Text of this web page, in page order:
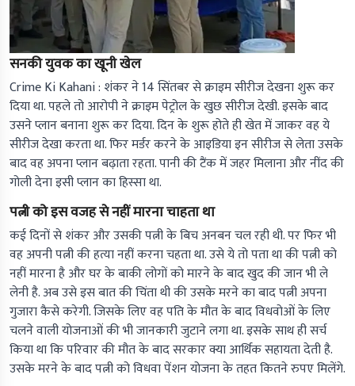
सनकी युवक का खूनी खेल
Crime Ki Kahani : शंकर ने 14 सिंतबरसे क्राइम सीरीज देखना शुरू कर
दिया था. पहले तो आरोपी ने क्राइम पेट्रोल के खुछ सीरीज देखी. इसके बाद
उसने प्लान बनाना शुरू कर दिया. दिन के शुरू होते ही खेत में जाकर वह ये
सीरीज देखा करता था. फिर मर्डर करने के आइडिया इन सीरीज से लेता उसके
बाद वह अपना प्लान बढ़ाता रहता. पानी की टैंक में जहर मिलाना और नींद की
गोली देना इसी प्लान का हिस्सा था.
पत्नी को इस वजह से नहीं मारना चाहता था
कई दिनों से शंकर और उसकी पत्नी के बिच अनबन चल रही थी. पर फिर भी
वह अपनी पत्नी की हत्या नहीं करना चहता था. उसे ये तो पता था की पत्नी को
नहीं मारना है और घर के बाकी लोगों को मारने के बाद खुद की जान भी ले
लेनी है. अब उसे इस बात की चिंता थी की उसके मरने का बाद पत्नी अपना
गुजारा कैसे करेगी. जिसके लिए वह पति के मौत के बाद विधवोओं के लिए
चलने वाली योजनाओं की भी जानकारी जुटाने लगा था. इसके साथ ही सर्च
किया था कि परिवार की मौत के बाद सरकार क्या आर्थिक सहायता देती है.
उसके मरने के बाद पत्नी को विधवा पेंशन योजना के तहत कितने रुपए मिलेंगे.